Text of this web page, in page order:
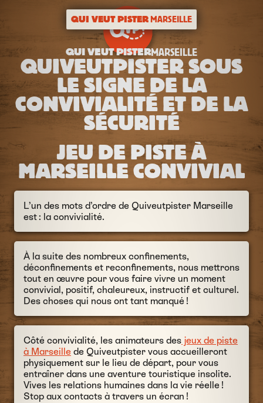
QUI VEUT PISTERMARSEILLE
QUI VEUT PISTERMARSEILLE
QUIVEUTPISTER SOUS
LE SIGNE DE LA
CONVIVIALITÉ ET DE LA
SÉCURITÉ
JEU DE PISTE À
MARSEILLE CONVIVIAL
L’un des mots d’ordre de Quiveutpister Marseille
est : la convivialité.
À la suite des nombreux confinements,
déconfinements et reconfinements, nous mettrons
tout en œuvre pour vous faire vivre un moment
convivial, positif, chaleureux, instructif et culturel.
Des choses qui nous ont tant manqué !
Côté convivialité, les animateurs des jeux de piste
à Marseille de Quiveutpister vous accueilleront
physiquement sur le lieu de départ, pour vous
entraîner dans une aventure touristique insolite.
Vives les relations humaines dans la vie réelle !
Stop aux contacts à travers un écran !